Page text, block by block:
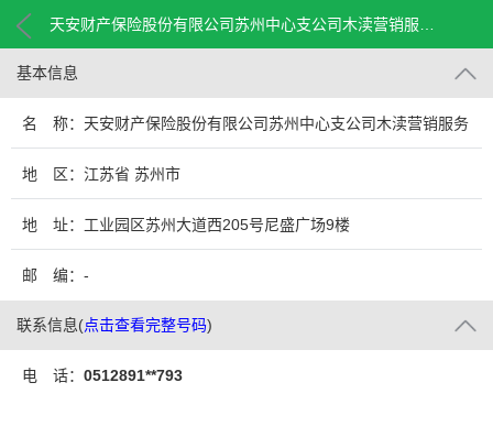
基本信息
名 称：天安财产保险股份有限公司苏州中心支公司木渎营销服务
部
地 区：江苏省 苏州市
地 址：工业园区苏州大道西205号尼盛广场9楼
邮 编：-
联系信息(点击查看完整号码)
电 话： 0512891**793